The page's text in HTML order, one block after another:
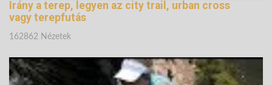
Irány a terep, legyen az city trail, urban cross
vagy terepfutás
162862 Nézetek